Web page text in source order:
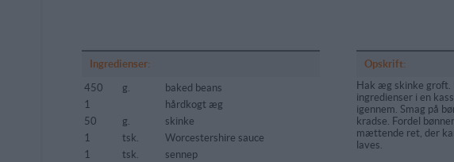
Ingredienser:
450
g.
baked beans
1
hårdkogt æg
50
g.
skinke
1
tsk.
Worcestershire sauce
1
tsk.
sennep
Opskrift:
Hak æg skinke groft.
ingredienser i en
igennem. Smag på
kradse. Fordel
mættende ret, der
laves.